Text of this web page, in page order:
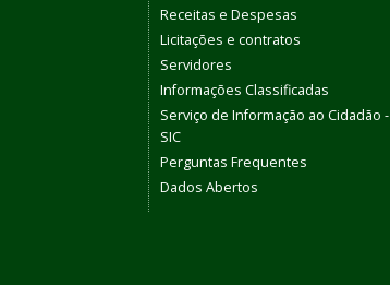
Receitas e Despesas
Licitações e contratos
Servidores
Informações Classificadas
Serviço de Informação ao Cidadão -
SIC
Perguntas Frequentes
Dados Abertos